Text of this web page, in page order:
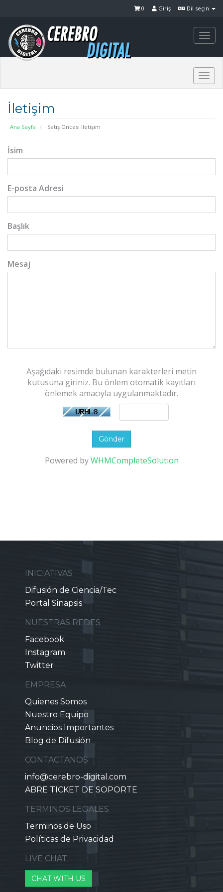
Dil seçin
Giriş
0
İletişim
Ana Sayfa Satış Öncesi İletişim
İsim
E-posta Adresi
Başlık
Mesaj
Aşağıdaki resimde bulunan karakterleri metin
kutusuna giriniz. Bu önlem otomatik kayıtları
önlemek amacıyla uygulanmaktadır.
Gönder
Powered byWHMCompleteSolution
INICIATIVAS
Difusión de Ciencia/Tec
Portal Sinapsis
NUESTRAS REDES
Facebook
Instagram
Twitter
EMPRESA
Quienes Somos
Nuestro Equipo
Anuncios Importantes
Blog de Difusión
CONTACTANOS
info@cerebro-digital.com
ABRE TICKET DE SOPORTE
TERMINOS LEGALES
Terminos de Uso
Políticas de Privacidad
LIVE CHAT
CHAT WITH US